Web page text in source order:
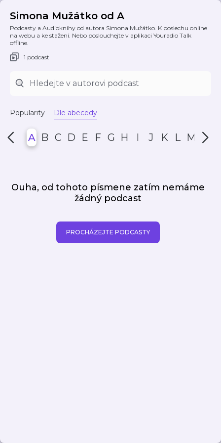
Simona Mužátko od A
Podcasty a Audioknihy od autora Simona Mužátko. K poslechu online
na webu a ke stažení. Nebo poslouchejte v aplikaci Youradio Talk
offline.
1 podcast
Popularity Dle abecedy
A B C D E F G H I J K L M N
Ouha, od tohoto písmene zatím nemáme
žádný podcast
PROCHÁZEJTE PODCASTY